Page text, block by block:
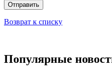
Отправить
Возврат к списку
Популярные